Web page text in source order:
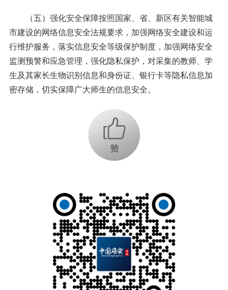
（五）强化安全保障按照国家、省、新区有关智能城
市建设的网络信息安全法规要求，加强网络安全建设和运
行维护服务，落实信息安全等级保护制度，加强网络安全
监测预警和应急管理，强化隐私保护，对采集的教师、学
生及其家长生物识别信息和身份证、银行卡等隐私信息加
密存储，切实保障广大师生的信息安全。
+1